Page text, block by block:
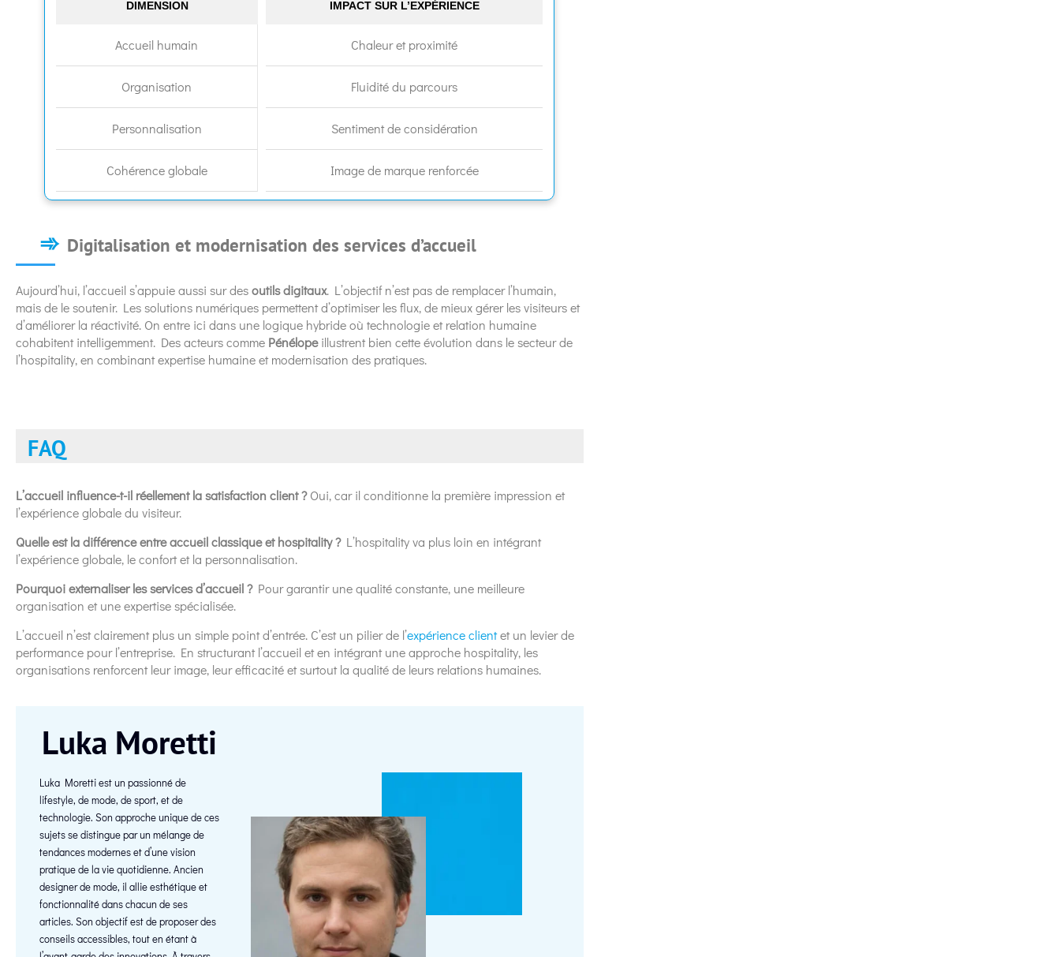
DIMENSION IMPACT SUR L’EXPÉRIENCE
Accueil humain Chaleur et proximité
Organisation Fluidité du parcours
Personnalisation Sentiment de considération
Cohérence globale Image de marque renforcée
Digitalisation et modernisation des services d’accueil
Aujourd’hui, l’accueil s’appuie aussi sur desoutils digitaux. L’objectif n’est pas de remplacer l’humain,
mais de le soutenir. Les solutions numériques permettent d’optimiser les flux, de mieux gérer les visiteurs et
d’améliorer la réactivité. On entre ici dans une logique hybride où technologie et relation humaine
cohabitent intelligemment. Des acteurs comme Pénélopeillustrent bien cette évolution dans le secteur de
l’hospitality, en combinant expertise humaine et modernisation des pratiques.
FAQ
L’accueil influence-t-il réellement la satisfaction client ?Oui, car il conditionne la première impression et
l’expérience globale du visiteur.
Quelle est la différence entre accueil classique et hospitality ?L’hospitality va plus loin en intégrant
l’expérience globale, le confort et la personnalisation.
Pourquoi externaliser les services d’accueil ?Pour garantir une qualité constante, une meilleure
organisation et une expertise spécialisée.
L’accueil n’est clairement plus un simple point d’entrée. C’est un pilier de l’expérience clientet un levier de
performance pour l’entreprise. En structurant l’accueil et en intégrant une approche hospitality, les
organisations renforcent leur image, leur efficacité et surtout la qualité de leurs relations humaines.
Luka Moretti
Luka Moretti est un passionné de
lifestyle, de mode, de sport, et de
technologie. Son approche unique de ces
sujets se distingue par un mélange de
tendances modernes et d’une vision
pratique de la vie quotidienne. Ancien
designer de mode, il allie esthétique et
fonctionnalité dans chacun de ses
articles. Son objectif est de proposer des
conseils accessibles, tout en étant à